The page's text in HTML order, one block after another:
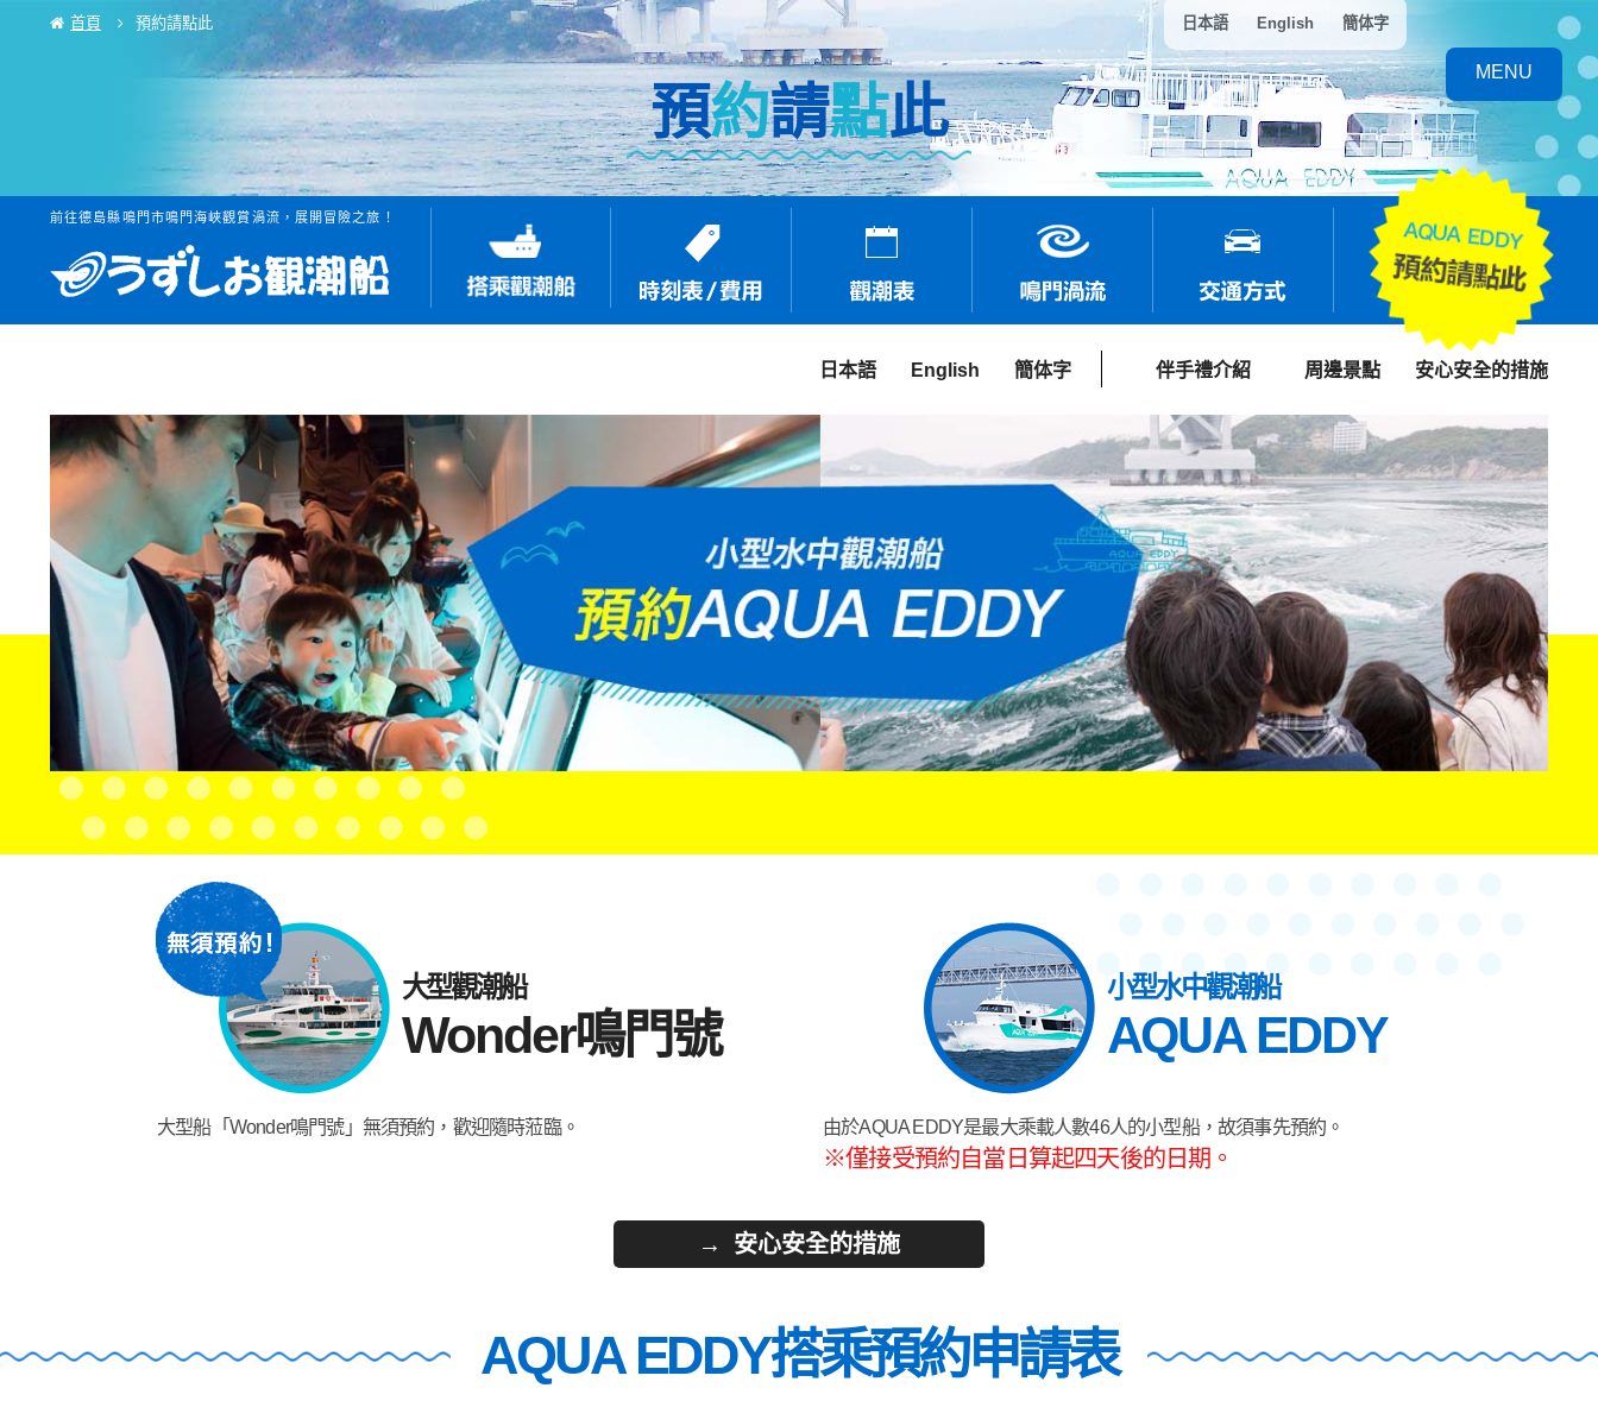
日本語 English 簡体字
前往德島縣鳴門市鳴門海峽觀賞渦流，展開冒險之旅！
日本語 English 簡体字 伴手禮介紹 周邊景點 安心安全的措施
MENU
首頁 預約請點此
預約請點此
大型觀潮船
Wonder鳴門號
大型船「Wonder鳴門號」無須預約，歡迎隨時蒞臨。
小型水中觀潮船
AQUA EDDY
由於AQUA EDDY是最大乘載人數46人的小型船，故須事先預約。
※僅接受預約自當日算起四天後的日期。
安心安全的措施
AQUA EDDY搭乘預約申請表